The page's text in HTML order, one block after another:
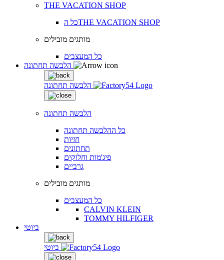
THE VACATION SHOP
כל הTHE VACATION SHOP
מותגים מובילים
כל המעצבים
הלבשה תחתונה
הלבשה תחתונה
כל ההלבשה תחתונה
חזיות
תחתונים
פיג'מות וחלוקים
גרביים
מותגים מובילים
כל המעצבים
CALVIN KLEIN
TOMMY HILFIGER
ביוטי
ביוטי